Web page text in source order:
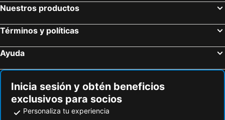
Nuestros productos
Términos y políticas
Ayuda
Inicia sesión y obtén beneficios
exclusivos para socios
Personaliza tu experiencia